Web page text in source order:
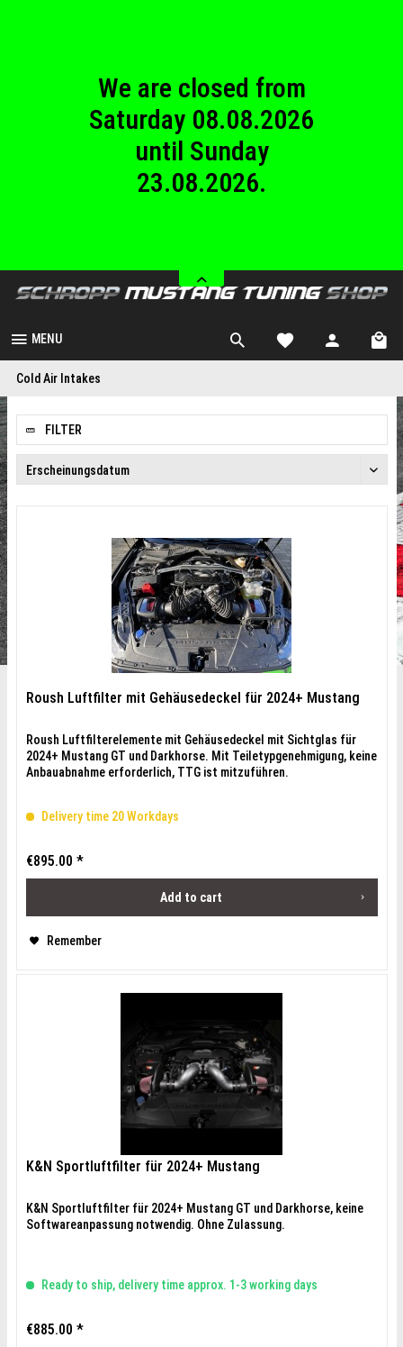
We are closed from
Saturday 08.08.2026
until Sunday
23.08.2026.
06.08.2026. Orders will
be processed from
Monday 24.08.2026.
We are closed from
MENU
Cold Air Intakes
FILTER
Roush Luftfilter mit Gehäusedeckel für 2024+ Mustang
Roush Luftfilterelemente mit Gehäusedeckel mit Sichtglas für
2024+ Mustang GT und Darkhorse. Mit Teiletypgenehmigung, keine
Anbauabnahme erforderlich, TTG ist mitzuführen.
Delivery time 20 Workdays
€895.00 *
Add to cart
Remember
K&N Sportluftfilter für 2024+ Mustang
K&N Sportluftfilter für 2024+ Mustang GT und Darkhorse, keine
Softwareanpassung notwendig. Ohne Zulassung.
Ready to ship, delivery time approx. 1-3 working days
€885.00 *